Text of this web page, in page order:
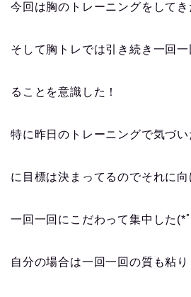
今回は胸のトレーニングをして
そして胸トレでは引き続き一回
ることを意識した！
特に昨日のトレーニングで気づい
に目標は決まってるのでそれに
一回一回にこだわって集中した(*
自分の場合は一回一回の質も粘